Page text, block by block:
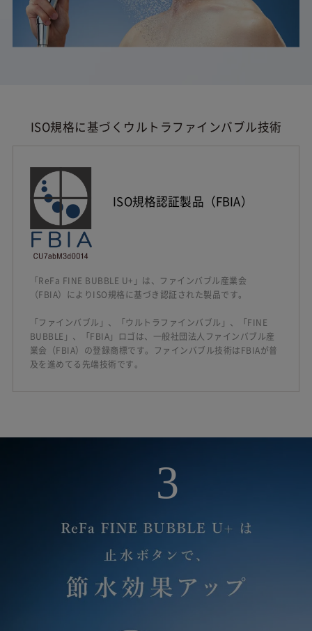
ISO規格に基づくウルトラファインバブル技術
ISO規格認証製品（FBIA）
「ReFa FINE BUBBLE U+」は、ファインバブル産業会
（FBIA）によりISO規格に基づき認証された製品です。
「ファインバブル」、「ウルトラファインバブル」、「FINE
BUBBLE」、「FBIA」ロゴは、一般社団法人ファインバブル産
業会（FBIA）の登録商標です。ファインバブル技術はFBIAが普
及を進めてる先端技術です。